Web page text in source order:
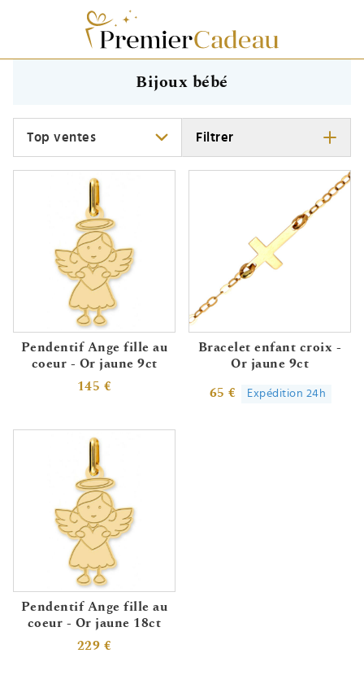
Bijoux bébé
Filtrer
Pendentif Ange fille au
coeur - Or jaune 9ct
145 €
Bracelet enfant croix -
Or jaune 9ct
65 € Expédition 24h
Pendentif Ange fille au
coeur - Or jaune 18ct
229 €